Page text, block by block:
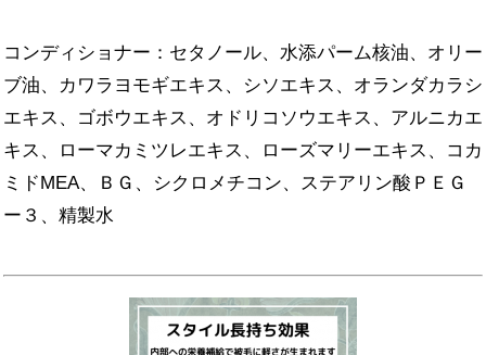
コンディショナー：セタノール、水添パーム核油、オリー
ブ油、カワラヨモギエキス、シソエキス、オランダカラシ
エキス、ゴボウエキス、オドリコソウエキス、アルニカエ
キス、ローマカミツレエキス、ローズマリーエキス、コカ
ミドMEA、ＢＧ、シクロメチコン、ステアリン酸ＰＥＧ
ー３、精製水